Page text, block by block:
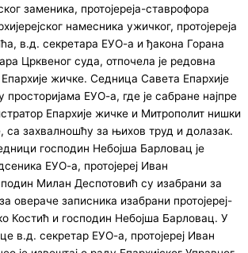
заменика, протојереја-ставрофора
намесника ужичког, протојереја
в.д. секретара ЕУО-а и ђакона Горана
Црквеног суда, отпочела је редовна
жичке. Седница Савета Епархије
просторијама ЕУО-а, где је сабране најпре
Епархије жичке и Митрополит нишки
са захвалношћу за њихов труд и долазак.
господин Небојша Барловац је
ЕУО-а, протојереј Иван
Милан Деспотовић су изабрани за
овераче записника изабрани протојереј-
Костић и господин Небојша Барловац. У
в.д. секретар ЕУО-а, протојереј Иван